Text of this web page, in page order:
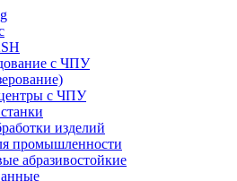
с ЧПУ
с ЧПУ
изделий
промышленности
абразивостойкие